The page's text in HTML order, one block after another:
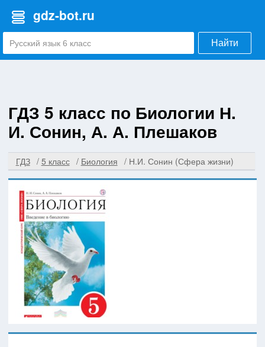
gdz-bot.ru
Найти
ГДЗ 5 класс по Биологии Н.
И. Сонин, А. А. Плешаков
ГДЗ 5 класс Биология Н.И. Сонин (Сфера жизни)